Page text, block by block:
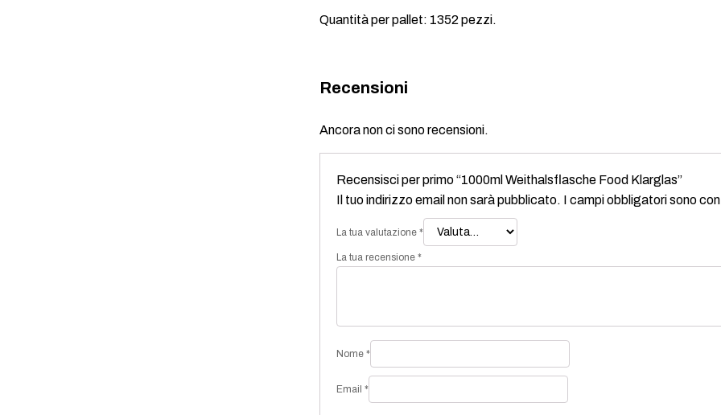
Quantità per pallet: 1352 pezzi.
Recensioni
Ancora non ci sono recensioni.
Recensisci per primo “1000ml Weithalsflasche Food Klarglas”
Il tuo indirizzo email non sarà pubblicato. I campi obbligatori sono
La tua valutazione *
La tua recensione *
Nome *
Email *